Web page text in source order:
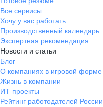
Все сервисы
Хочу у вас работать
Производственный календарь
Экспертная рекомендация
Новости и статьи
Блог
О компаниях в игровой форме
Жизнь в компании
ИТ-проекты
Рейтинг работодателей России